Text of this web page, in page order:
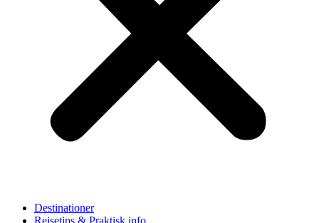
Destinationer
Rejsetips & Praktisk info